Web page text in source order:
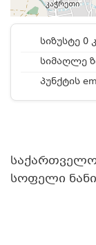
სიზუსტე 0
სიმაღლე
პუნქტის
სოფელი